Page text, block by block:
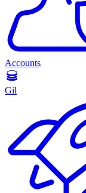
Accounts
Gil